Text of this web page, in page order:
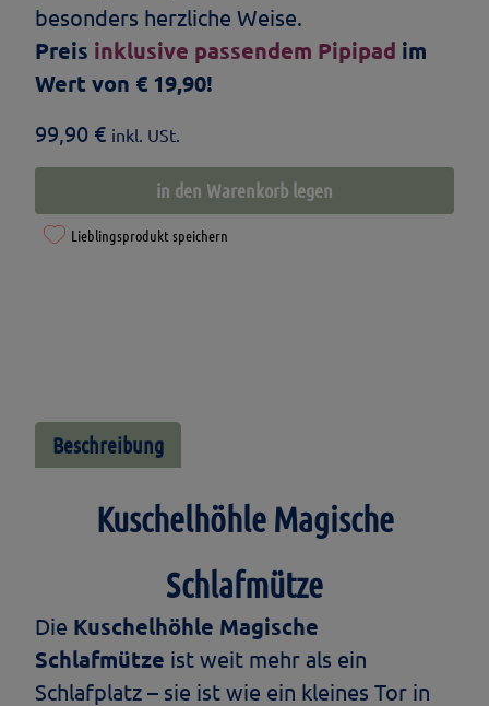
besonders herzliche Weise.
Preis inklusive passendem Pipipad im
Wert von € 19,90!
99,90 € inkl. USt.
Kuschelhöhle
Magische
Schlafmütze
in den Warenkorb legen
Lieblingsprodukt speichern
Beschreibung
Kuschelhöhle Magische
Schlafmütze
Die Kuschelhöhle Magische
Schlafmütze ist weit mehr als ein
Schlafplatz – sie ist wie ein kleines Tor in